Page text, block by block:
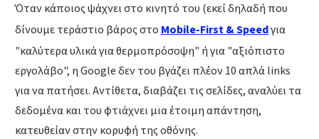
Όταν κάποιος ψάχνει στο κινητό του (εκεί δηλαδή που
δίνουμε τεράστιο βάρος στο Mobile-First & Speedγια
"καλύτερα υλικά για θερμοπρόσοψη" ή για "αξιόπιστο
εργολάβο", η Google δεν του βγάζει πλέον 10 απλά links
για να πατήσει. Αντίθετα, διαβάζει τις σελίδες, αναλύει τα
δεδομένα και του φτιάχνει μια έτοιμη απάντηση,
κατευθείαν στην κορυφή της οθόνης.